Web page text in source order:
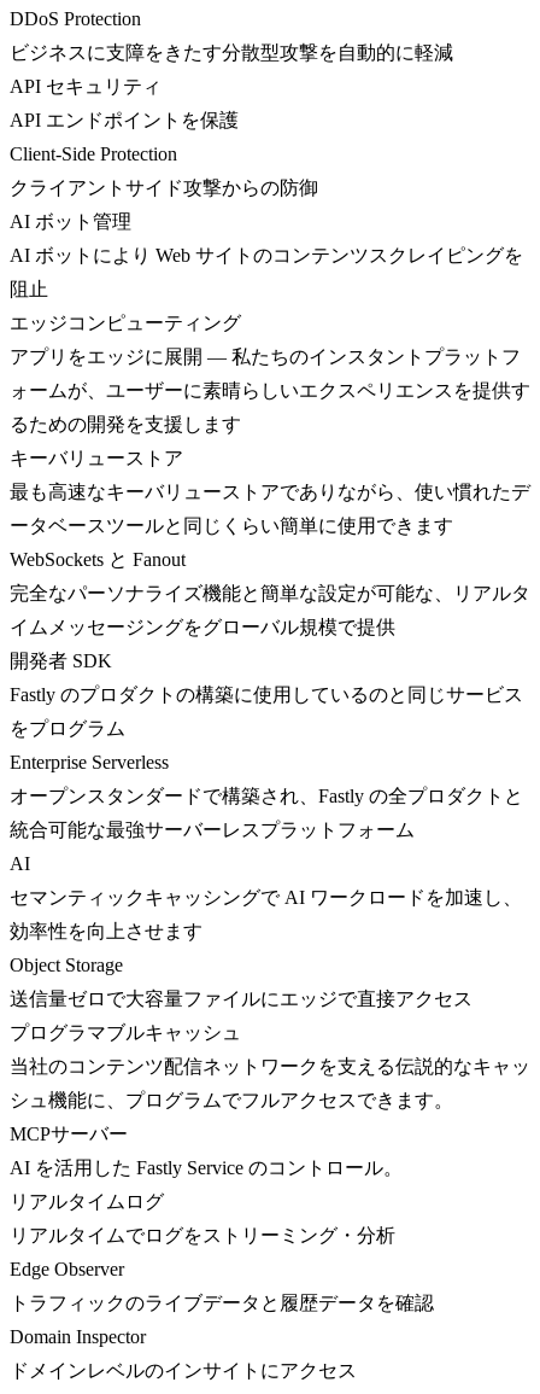
DDoS Protection
ビジネスに支障をきたす分散型攻撃を自動的に軽減
API セキュリティ
API エンドポイントを保護
Client-Side Protection
クライアントサイド攻撃からの防御
AI ボット管理
AI ボットにより Web サイトのコンテンツスクレイピングを
阻止
エッジコンピューティング
アプリをエッジに展開 — 私たちのインスタントプラットフ
ォームが、ユーザーに素晴らしいエクスペリエンスを提供す
るための開発を支援します
キーバリューストア
最も高速なキーバリューストアでありながら、使い慣れたデ
ータベースツールと同じくらい簡単に使用できます
WebSockets と Fanout
完全なパーソナライズ機能と簡単な設定が可能な、リアルタ
イムメッセージングをグローバル規模で提供
開発者 SDK
Fastly のプロダクトの構築に使用しているのと同じサービス
をプログラム
Enterprise Serverless
オープンスタンダードで構築され、Fastly の全プロダクトと
統合可能な最強サーバーレスプラットフォーム
AI
セマンティックキャッシングで AI ワークロードを加速し、
効率性を向上させます
Object Storage
送信量ゼロで大容量ファイルにエッジで直接アクセス
プログラマブルキャッシュ
当社のコンテンツ配信ネットワークを支える伝説的なキャッ
シュ機能に、プログラムでフルアクセスできます。
MCPサーバー
AI を活用した Fastly Service のコントロール。
リアルタイムログ
リアルタイムでログをストリーミング・分析
Edge Observer
トラフィックのライブデータと履歴データを確認
Domain Inspector
ドメインレベルのインサイトにアクセス